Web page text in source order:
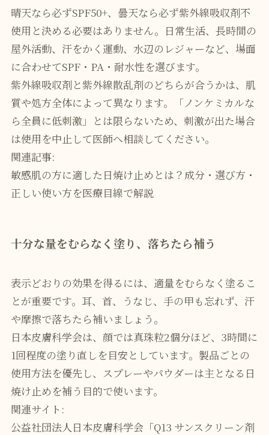
晴天なら必ずSPF50+、曇天なら必ず紫外線吸収剤不
使用と決める必要はありません。日常生活、長時間の
屋外活動、汗をかく運動、水辺のレジャーなど、場面
に合わせてSPF・PA・耐水性を選びます。
紫外線吸収剤と紫外線散乱剤のどちらが合うかは、肌
質や処方全体によって異なります。「ノンケミカルな
ら全員に低刺激」とは限らないため、刺激が出た場合
は使用を中止して医師へ相談してください。
関連記事:
敏感肌の方に適した日焼け止めとは？成分・選び方・
正しい使い方を医療目線で解説
十分な量をむらなく塗り、落ちたら補う
表示どおりの効果を得るには、適量をむらなく塗るこ
とが重要です。耳、首、うなじ、手の甲も忘れず、汗
や摩擦で落ちたら補いましょう。
日本皮膚科学会は、顔では真珠粒2個分ほど、3時間に
1回程度の塗り直しを目安としています。製品ごとの
使用方法を優先し、スプレーやパウダーは主となる日
焼け止めを補う目的で使います。
関連サイト:
公益社団法人日本皮膚科学会「Q13 サンスクリーン剤